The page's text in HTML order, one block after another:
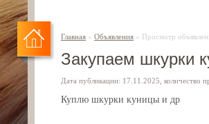
Главная » Объявления » Просмотр
Закупаем шкурки
Дата публикации: 17.11.2025, количество
Куплю шкурки куницы и др